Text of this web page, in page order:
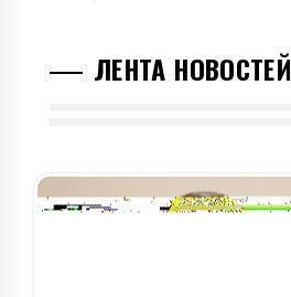
ЛЕНТА НОВОСТЕЙ